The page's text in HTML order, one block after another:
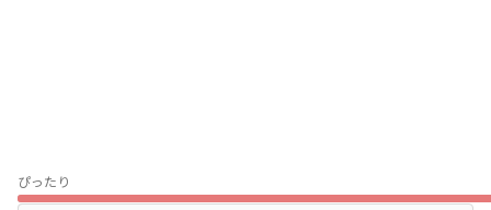
ぴったり